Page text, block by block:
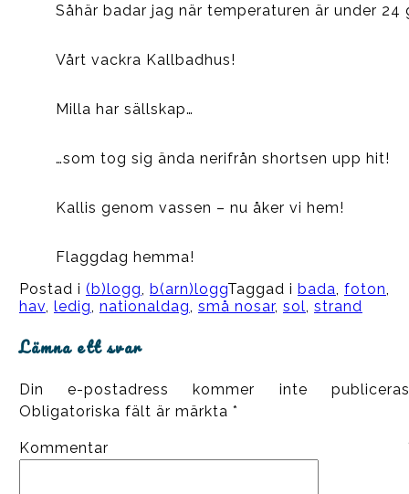
Såhär badar jag när temperaturen är under 24
Vårt vackra Kallbadhus!
Milla har sällskap…
…som tog sig ända nerifrån shortsen upp hit!
Kallis genom vassen – nu åker vi hem!
Flaggdag hemma!
Postad i (b)logg, b(arn)loggTaggad i bada, foton,
hav, ledig, nationaldag, små nosar, sol, strand
Lämna ett svar
Din e-postadress kommer inte
Obligatoriska fält är märkta *
Kommentar